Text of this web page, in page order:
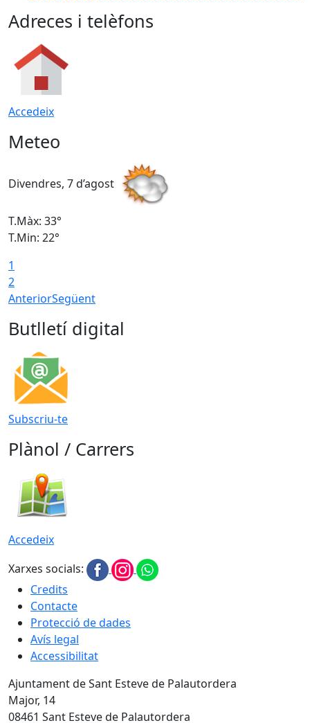
Adreces i telèfons
Accedeix
Meteo
Divendres, 7 d’agost
T.Màx: 33°
T.Min: 22°
1
2
AnteriorSegüent
Butlletí digital
Subscriu-te
Plànol / Carrers
Accedeix
Xarxes socials:
Credits
Contacte
Protecció de dades
Avís legal
Accessibilitat
Ajuntament de Sant Esteve de Palautordera
Major, 14
08461 Sant Esteve de Palautordera